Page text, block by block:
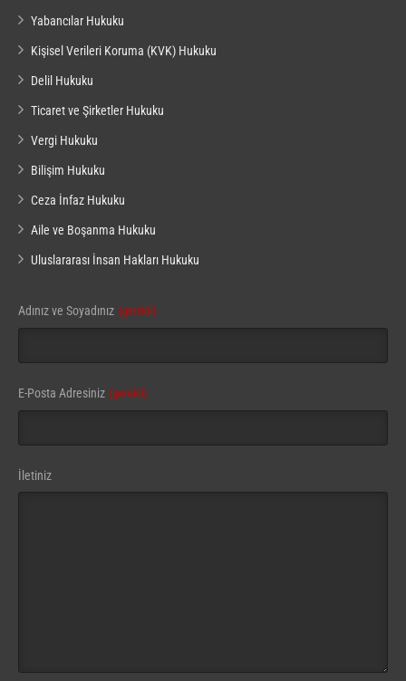
Yabancılar Hukuku
Kişisel Verileri Koruma (KVK) Hukuku
Delil Hukuku
Ticaret ve Şirketler Hukuku
Vergi Hukuku
Bilişim Hukuku
Ceza İnfaz Hukuku
Aile ve Boşanma Hukuku
Uluslararası İnsan Hakları Hukuku
Adınız ve Soyadınız (gerekli)
E-Posta Adresiniz (gerekli)
İletiniz